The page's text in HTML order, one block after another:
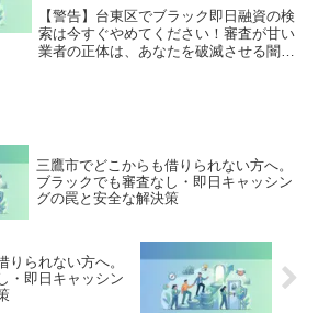
策
【警告】台東区でブラック即日融資の検
索は今すぐやめてください！審査が甘い
業者の正体は、あなたを破滅させる闇金
三鷹市でどこからも借りられない方へ。
ブラックでも審査なし・即日キャッシン
グの罠と安全な解決策
りられない方へ。
・即日キャッシン